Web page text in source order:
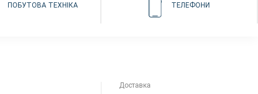
ПОБУТОВА ТЕХНІКА ТЕЛЕФОНИ
Доставка